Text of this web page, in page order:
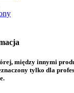
między innymi
tylko dla